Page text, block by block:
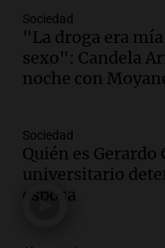
Audio.
de semana
marchan
Panorama
Audio.
El
adelantó
Viva la Radio
Episodios
Sociedad
"La droga era
sexo": Candela
noche con
Sociedad
Quién es
universitario
esposa